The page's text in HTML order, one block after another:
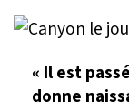
« Il est
donne